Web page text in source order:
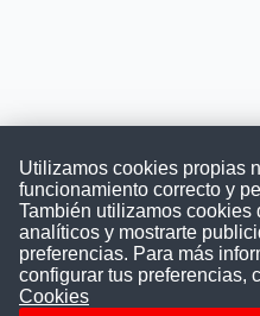
ConvocatoriasDeTrabajo.com
Utilizamos cookies propias
funcionamiento correcto y
También utilizamos cookies
analíticos y mostrarte
preferencias. Para más
configurar tus preferencias,
Cookies